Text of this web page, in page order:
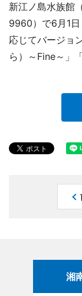
新江ノ島水族館
9960）で6月1
応じてバージョ
ら）～Fine～」
湘